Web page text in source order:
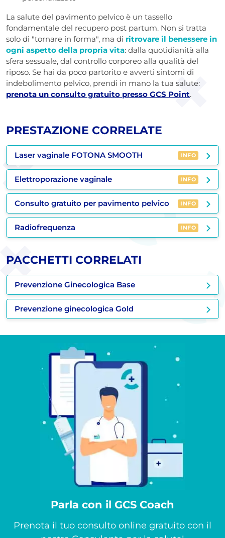
La salute del pavimento pelvico è un tassello
fondamentale del recupero post partum. Non si tratta
solo di "tornare in forma", ma di ritrovare il benessere in
ogni aspetto della propria vita: dalla quotidianità alla
sfera sessuale, dal controllo corporeo alla qualità del
riposo. Se hai da poco partorito e avverti sintomi di
indebolimento pelvico, prendi in mano la tua salute:
prenota un consulto gratuito presso GCS Point.
PRESTAZIONE CORRELATE
Laser vaginale FOTONA SMOOTH INFO
Elettroporazione vaginale INFO
Consulto gratuito per pavimento pelvico INFO
Radiofrequenza INFO
PACCHETTI CORRELATI
Prevenzione Ginecologica Base
Prevenzione ginecologica Gold
Parla con il GCS Coach
Prenota il tuo consulto online gratuito con il